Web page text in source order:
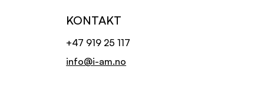
KONTAKT
+47 919 25 117
info@i-am.no